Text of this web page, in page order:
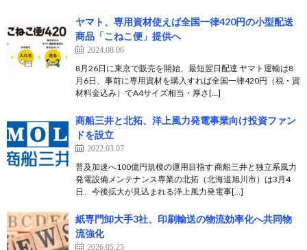
ヤマト、専用資材使えば全国一律420円の小型配送
商品「こねこ便」提供へ
2024.08.06
8月26日に東京で販売を開始、最短翌日配達 ヤマト運輸は8
月6日、事前に専用資材を購入すれば全国一律420円（税・資
材料金込み）でA4サイズ相当・厚さ[…]
商船三井と北拓、洋上風力発電事業向け投資ファン
ドを設立
2022.03.07
普及加速へ100億円規模の運用目指す 商船三井と独立系風力
発電設備メンテナンス専業の北拓（北海道旭川市）は3月4
日、今後拡大が見込まれる洋上風力発電事[…]
紙専門卸大手3社、印刷輸送の物流効率化へ共同物
流強化
2026.05.25